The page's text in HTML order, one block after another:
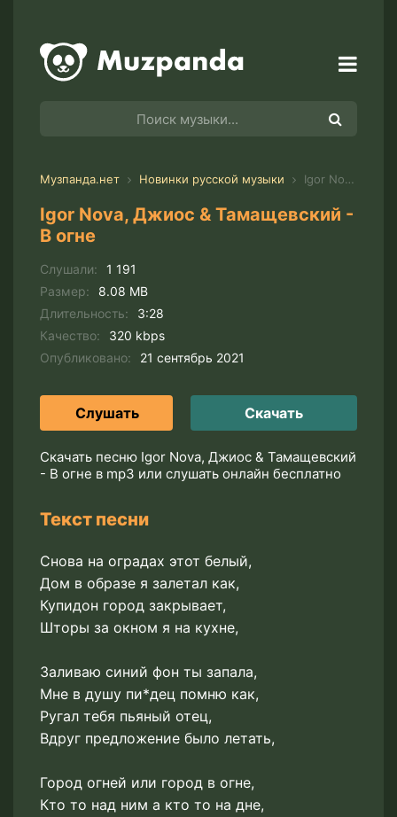
Музпанда.нет Новинки русской музыки Igor Nova, Джиос & Тамащевский - В огне
Igor Nova, Джиос & Тамащевский -
В огне
Слушали:
1 191
Размер:
8.08 MB
Длительность:
3:28
Качество:
320 kbps
Опубликовано:
21 сентябрь 2021
Слушать Скачать
Скачать песню Igor Nova, Джиос & Тамащевский
- В огне в mp3 или слушать онлайн бесплатно
Текст песни
Снова на оградах этот белый,
Дом в образе я залетал как,
Купидон город закрывает,
Шторы за окном я на кухне,
Заливаю синий фон ты запала,
Мне в душу пи*дец помню как,
Ругал тебя пьяный отец,
Вдруг предложение было летать,
Город огней или город в огне,
Кто то над ним а кто то на дне,